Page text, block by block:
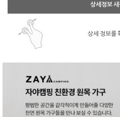
상세정보 새
상세 정보를